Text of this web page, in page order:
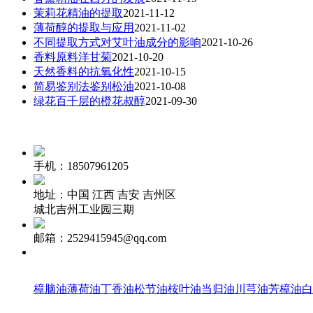
茉莉花精油的提取2021-11-12
薄荷醇的提取与应用 2021-11-02
不同提取方式对艾叶油成分的影响2021-10-26
香料原料洋甘菊2021-10-20
天然香料的抗氧化性2021-10-15
简易鉴别法鉴别松油2021-10-08
绿花百千层的橙花叔醇2021-09-30
手机：18507961205
地址：中国 江西 吉安 吉州区
城北吉州工业园三期
邮箱：2529415945@qq.com
樟脑油薄荷油丁香油松节油桉叶油当归油 川芎油芳樟油